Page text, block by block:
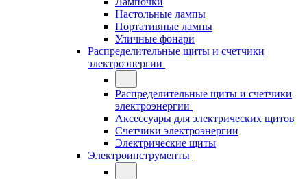
Настольные лампы
Портативные лампы
Уличные фонари
Распределительные щиты и счетчики
электроэнергии
Распределительные щиты и счетчики
электроэнергии
Аксессуары для электрических щитов
Счетчики электроэнергии
Электрические щиты
Электроинструменты